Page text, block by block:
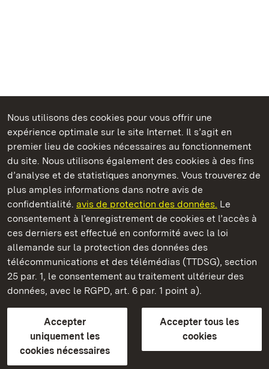
Nous utilisons des cookies pour vous offrir une
expérience optimale sur le site Internet. Il s’agit en
premier lieu de cookies nécessaires au fonctionnement
du site. Nous utilisons également des cookies à des fins
d’analyse et de statistiques anonymes. Vous trouverez de
plus amples informations dans notre avis de
confidentialité. avis de protection des données. Le
consentement à l’enregistrement de cookies et l’accès à
ces derniers est effectué en conformité avec la loi
allemande sur la protection des données des
télécommunications et des télémédias (TTDSG), section
25 par. 1, le consentement au traitement ultérieur des
données, avec le RGPD, art. 6 par. 1 point a).
Accepter
uniquement les
cookies nécessaires
Accepter tous les
cookies
Châteaux et jardins publics du Bade-Wurtemberg
Staatliche Schlösser und Gärten Baden‑Württemberg
Châteaux et jardins publics du Bade-Wurtemberg
ContactFAQ et réponsesMentions légales
Protection des données
Explications sur l’accessibilité
BITV-konform (geprüfte Seiten)
plus loin
Accueil
Monuments